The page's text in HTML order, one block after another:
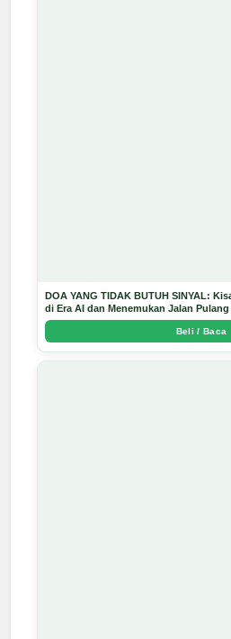
DOA YANG TIDAK BUTUH SINYAL:
di Era AI dan Menemukan Jalan
Arda Dinata
Beli / Baca